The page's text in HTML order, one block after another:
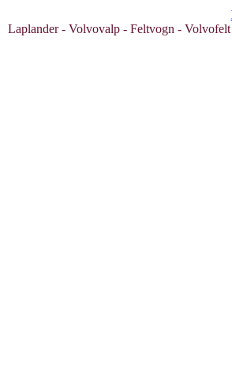
Laplander - Volvovalp - Feltvogn -